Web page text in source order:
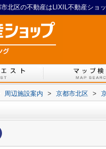
周辺施設案内 > 京都市北区 >